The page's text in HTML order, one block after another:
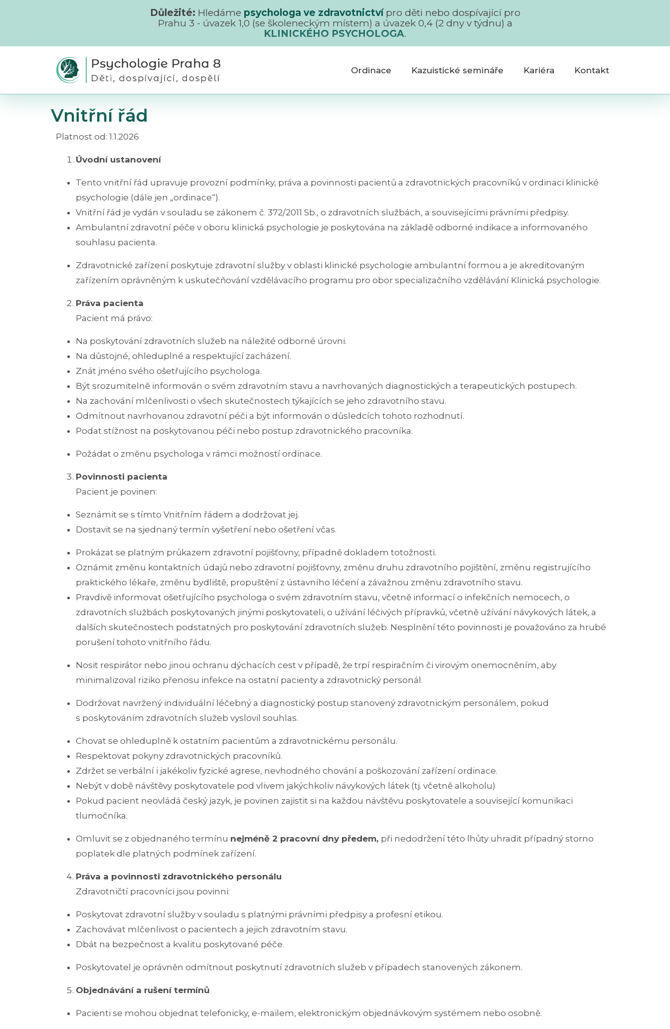
Ordinace Kazuistické semináře Kariéra Kontakt
Vnitřní řád
Platnost od: 1.1.2026
Úvodní ustanovení
Tento vnitřní řád upravuje provozní podmínky, práva a povinnosti pacientů a zdravotnických pracovníků v ordinaci klinické
psychologie (dále jen „ordinace“).
Vnitřní řád je vydán v souladu se zákonem č. 372/2011 Sb., o zdravotních službách, a souvisejícími právními předpisy.
Ambulantní zdravotní péče v oboru klinická psychologie je poskytována na základě odborné indikace a informovaného
souhlasu pacienta.
Zdravotnické zařízení poskytuje zdravotní služby v oblasti klinické psychologie ambulantní formou a je akreditovaným
zařízením oprávněným k uskutečňování vzdělávacího programu pro obor specializačního vzdělávání Klinická psychologie.
Práva pacienta
Pacient má právo:
Na poskytování zdravotních služeb na náležité odborné úrovni.
Na důstojné, ohleduplné a respektující zacházení.
Znát jméno svého ošetřujícího psychologa.
Být srozumitelně informován o svém zdravotním stavu a navrhovaných diagnostických a terapeutických postupech.
Na zachování mlčenlivosti o všech skutečnostech týkajících se jeho zdravotního stavu.
Odmítnout navrhovanou zdravotní péči a být informován o důsledcích tohoto rozhodnutí.
Podat stížnost na poskytovanou péči nebo postup zdravotnického pracovníka.
Požádat o změnu psychologa v rámci možností ordinace.
Povinnosti pacienta
Pacient je povinen:
Seznámit se s tímto Vnitřním řádem a dodržovat jej.
Dostavit se na sjednaný termín vyšetření nebo ošetření včas.
Prokázat se platným průkazem zdravotní pojišťovny, případně dokladem totožnosti.
Oznámit změnu kontaktních údajů nebo zdravotní pojišťovny, změnu druhu zdravotního pojištění, změnu registrujícího
praktického lékaře, změnu bydliště, propuštění z ústavního léčení a závažnou změnu zdravotního stavu.
Pravdivě informovat ošetřujícího psychologa o svém zdravotním stavu, včetně informací o infekčních nemocech, o
zdravotních službách poskytovaných jinými poskytovateli, o užívání léčivých přípravků, včetně užívání návykových látek, a
dalších skutečnostech podstatných pro poskytování zdravotních služeb. Nesplnění této povinnosti je považováno za hrubé
porušení tohoto vnitřního řádu.
Nosit respirátor nebo jinou ochranu dýchacích cest v případě, že trpí respiračním či virovým onemocněním, aby
minimalizoval riziko přenosu infekce na ostatní pacienty a zdravotnický personál.
Dodržovat navržený individuální léčebný a diagnostický postup stanovený zdravotnickým personálem, pokud
s poskytováním zdravotních služeb vyslovil souhlas.
Chovat se ohleduplně k ostatním pacientům a zdravotnickému personálu.
Respektovat pokyny zdravotnických pracovníků.
Zdržet se verbální i jakékoliv fyzické agrese, nevhodného chování a poškozování zařízení ordinace.
Nebýt v době návštěvy poskytovatele pod vlivem jakýchkoliv návykových látek (tj. včetně alkoholu)
Pokud pacient neovládá český jazyk, je povinen zajistit si na každou návštěvu poskytovatele a související komunikaci
tlumočníka.
Omluvit se z objednaného termínu nejméně 2 pracovní dny předem, při nedodržení této lhůty uhradit případný storno
poplatek dle platných podmínek zařízení.
Práva a povinnosti zdravotnického personálu
Zdravotničtí pracovníci jsou povinni:
Poskytovat zdravotní služby v souladu s platnými právními předpisy a profesní etikou.
Zachovávat mlčenlivost o pacientech a jejich zdravotním stavu.
Dbát na bezpečnost a kvalitu poskytované péče.
Poskytovatel je oprávněn odmítnout poskytnutí zdravotních služeb v případech stanovených zákonem.
Objednávání a rušení termínů
Pacienti se mohou objednat telefonicky, e-mailem, elektronickým objednávkovým systémem nebo osobně.
Důležité: Hledáme psychologa ve zdravotnictvípro děti nebo dospívající pro
Prahu 3 - úvazek 1,0 (se školeneckým místem) a úvazek 0,4 (2 dny v týdnu) a
KLINICKÉHO PSYCHOLOGA.